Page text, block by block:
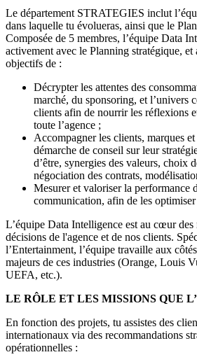
Le département STRATEGIES inclut
dans laquelle tu évolueras, ainsi que le
Composée de 5 membres, l’équipe Data
activement avec le Planning stratégique,
objectifs de :
Décrypter les attentes des
marché, du sponsoring, et l’univers
clients afin de nourrir les réflexions
toute l’agence ;
Accompagner les clients, marques
démarche de conseil sur leur
d’être, synergies des valeurs, choix
négociation des contrats,
Mesurer et valoriser la performance
communication, afin de les optimiser
L’équipe Data Intelligence est au cœur des
décisions de l'agence et de nos clients.
l’Entertainment, l’équipe travaille aux
majeurs de ces industries (Orange, Louis
UEFA, etc.).
LE RÔLE ET LES MISSIONS QUE
En fonction des projets, tu assistes des
internationaux via des recommandations
opérationnelles :